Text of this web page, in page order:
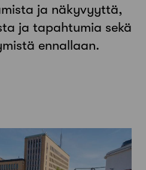
ja näkyvyyttä,
ja tapahtumia sekä
ennallaan.